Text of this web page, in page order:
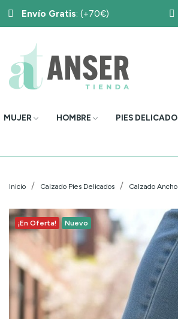
Envío Gratis: (+70€)
MUJER HOMBRE PIES
Inicio Calzado Pies Delicados Calzado
¡En Oferta! Nuevo